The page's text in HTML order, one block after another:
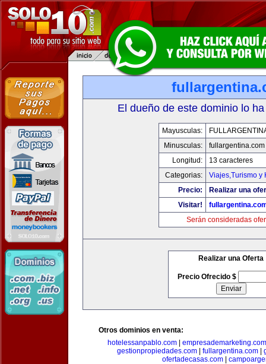
El dueño de este dominio lo
Mayusculas:
Minusculas:
fullargentina.com
Longitud:
13 caracteres
Categorias:
Viajes,Turismo y
Precio:
Realizar una
Visitar!
Serán consideradas
Realizar una Oferta
Precio Ofrecido $
Otros dominios en venta:
hotelessanpablo.com| empresademarketing.com
gestionpropiedades.com
fullargentina.com
ofertadecasas.com|